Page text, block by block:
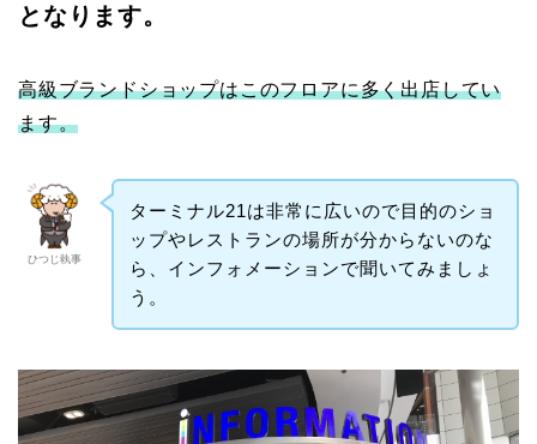
となります。
高級ブランドショップはこのフロアに多く出店してい
ます。
ひつじ執事
ターミナル21は非常に広いので目的のショ
ップやレストランの場所が分からないのな
ら、インフォメーションで聞いてみましょ
う。